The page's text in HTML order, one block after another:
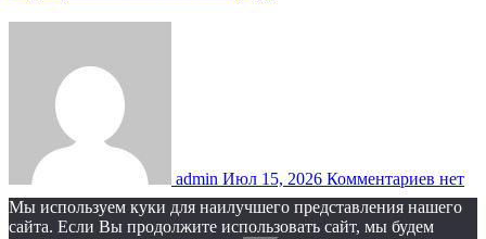
admin Июл 15, 2026 Комментариев нет
Мы используем куки для наилучшего представления нашего
сайта. Если Вы продолжите использовать сайт, мы будем